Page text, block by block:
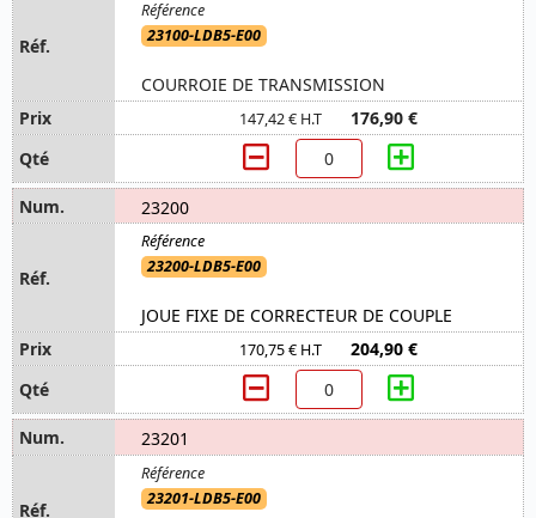
23100-LDB5-E00
COURROIE DE TRANSMISSION
147,42 € H.T 176,90 €
23200
23200-LDB5-E00
JOUE FIXE DE CORRECTEUR DE COUPLE
170,75 € H.T 204,90 €
23201
23201-LDB5-E00